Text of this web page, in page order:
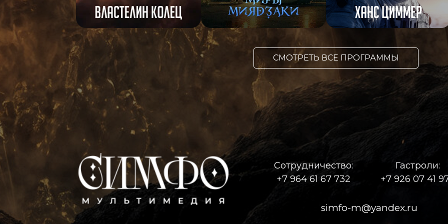
simfo-m@yandex.ru
Гастроли:
+7 926 07 41
Сотрудничество:
+7 964 61 67 732
СМОТРЕТЬ ВСЕ ПРОГРАММЫ